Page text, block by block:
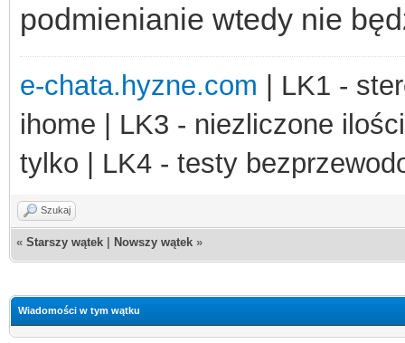
podmienianie wtedy nie
e-chata.hyzne.com | LK1 -
ihome | LK3 - niezliczone
tylko | LK4 - testy
Szukaj
« Starszy wątek Nowszy wątek »
Wiadomości w tym wątku